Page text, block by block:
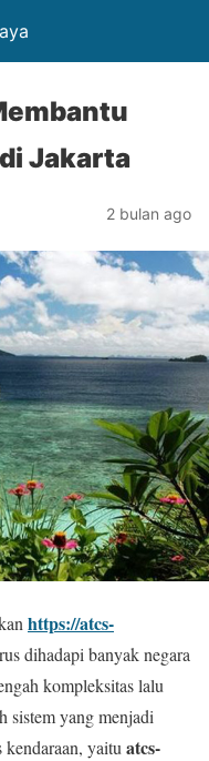
Jakarta
2 bulan ago
https://atcs-
dihadapi banyak negara
kompleksitas lalu
sistem yang menjadi
yaitu atcs-